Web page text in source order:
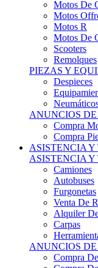
Motos R
Motos De
Scooters
Remolques
PIEZAS Y
Despieces
Neumáticos
ANUNCIOS DE
Compra
Compra
ASISTENCIA Y
ASISTENCIA
Camiones
Autobuses
Furgonetas
Venta De
Alquiler De
Carpas
ANUNCIOS DE
Compra
Compra